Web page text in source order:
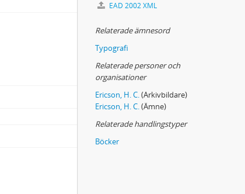
EAD 2002 XML
Relaterade ämnesord
Typografi
Relaterade personer och
organisationer
Ericson, H. C.(Arkivbildare)
Ericson, H. C.(Ämne)
Relaterade handlingstyper
Böcker